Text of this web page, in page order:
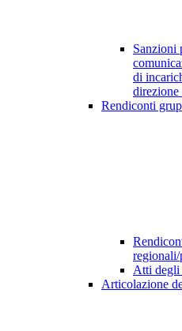
Sanzioni
di
Rendiconti
Atti degli
Articolazione